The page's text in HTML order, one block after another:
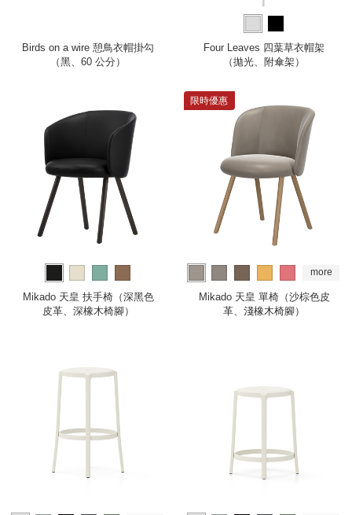
Birds on a wire 憩鳥衣帽掛勾
（黑、60 公分）
Four Leaves 四葉草衣帽架
（拋光、附傘架）
Mikado 天皇 扶手椅（深黑色
皮革、深橡木椅腳）
限時優惠
more
Mikado 天皇 單椅（沙棕色皮
革、淺橡木椅腳）